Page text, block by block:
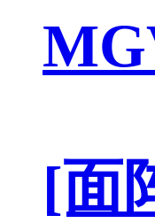
[面